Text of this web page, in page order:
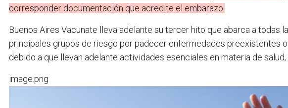
corresponder documentación que acredite el embarazo.
Buenos Aires Vacunate lleva adelante su tercer hito que abarca a todas
principales grupos de riesgo por padecer enfermedades preexistentes
debido a que llevan adelante actividades esenciales en materia de
image.png